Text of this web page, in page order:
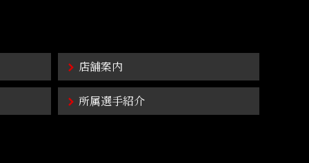
店舗案内
所属選手紹介